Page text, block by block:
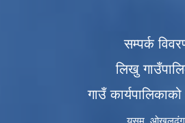
सम्पर्क
लिखु
गाउँ कार्यपालिकाको